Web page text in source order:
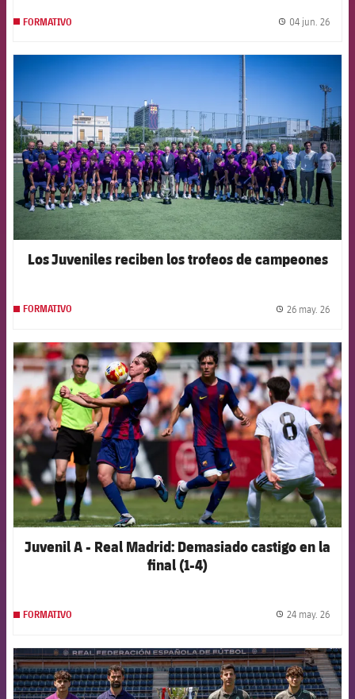
FORMATIVO 04 jun. 26
FCB Barcelona badge
Los Juveniles reciben los trofeos de campeones
FORMATIVO 26 may. 26
FCB Barcelona badge
Juvenil A - Real Madrid: Demasiado castigo en la
final (1-4)
FORMATIVO 24 may. 26
FCB Barcelona badge